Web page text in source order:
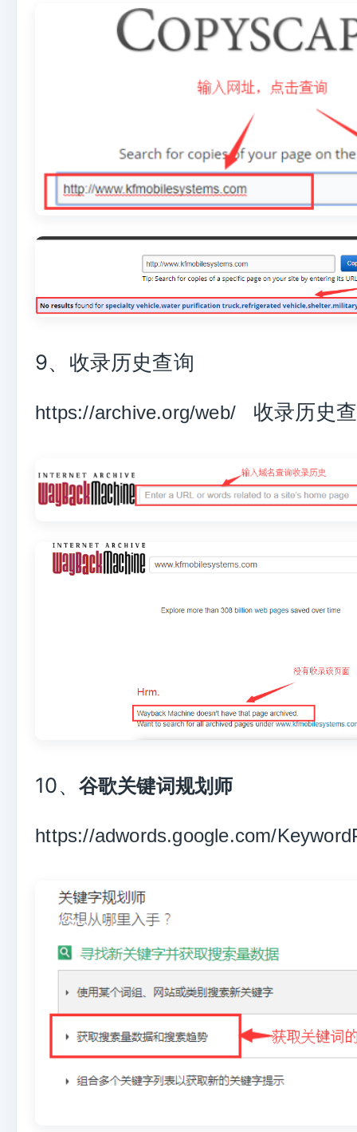
9、收录历史查询
https://archive.org/web/ 收录历史
10、 谷歌关键词规划师
https://adwords.google.com/